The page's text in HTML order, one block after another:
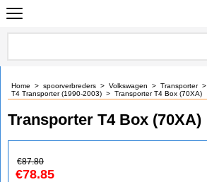
Home > spoorverbreders > Volkswagen > Transporter>
T4 Transporter (1990-2003) > Transporter T4 Box (70XA)
Transporter T4 Box (70XA)
€87.80
€78.85